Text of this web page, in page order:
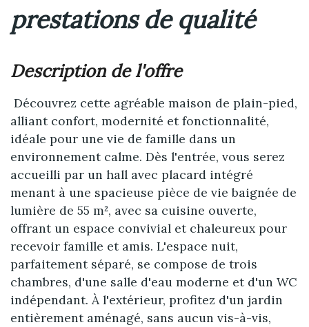
prestations de qualité
description de l'offre
Découvrez cette agréable maison de plain-pied,
alliant confort, modernité et fonctionnalité,
idéale pour une vie de famille dans un
environnement calme. Dès l'entrée, vous serez
accueilli par un hall avec placard intégré
menant à une spacieuse pièce de vie baignée de
lumière de 55 m², avec sa cuisine ouverte,
offrant un espace convivial et chaleureux pour
recevoir famille et amis. L'espace nuit,
parfaitement séparé, se compose de trois
chambres, d'une salle d'eau moderne et d'un WC
indépendant. À l'extérieur, profitez d'un jardin
entièrement aménagé, sans aucun vis-à-vis,